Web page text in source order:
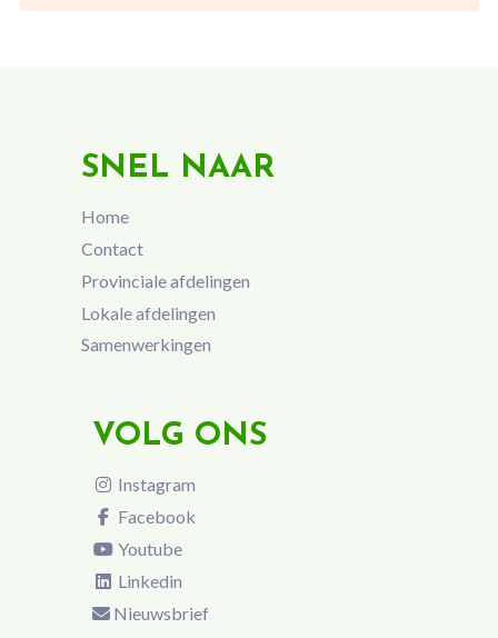
SNEL NAAR
Home
Contact
Provinciale afdelingen
Lokale afdelingen
Samenwerkingen
VOLG ONS
Instagram
Facebook
Youtube
Linkedin
Nieuwsbrief